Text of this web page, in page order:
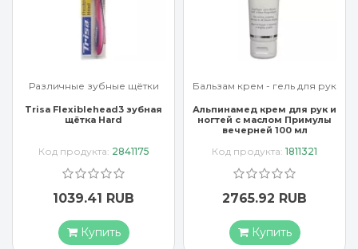
Различные зубные щётки
Trisa Flexiblehead3 зубная
щётка Hard
Код продукта: 2841175
1039.41 RUB
Купить
Бальзам крем - гель для рук
Альпинамед крем для рук и
ногтей с маслом Примулы
вечерней 100 мл
Код продукта: 1811321
2765.92 RUB
Купить